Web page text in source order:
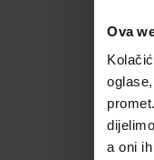
Ova
a oni